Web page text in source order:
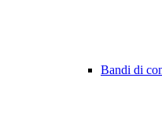
Bandi di